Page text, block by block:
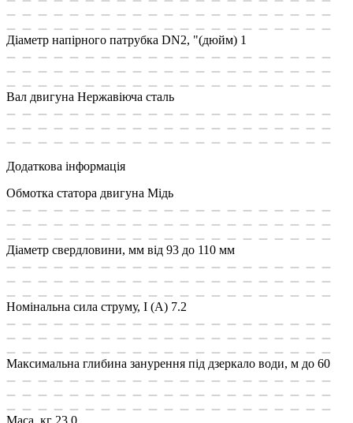
Діаметр напірного патрубка DN2, "(дюйм) 1
Вал двигуна Нержавіюча сталь
Додаткова інформація
Обмотка статора двигуна Мідь
Діаметр свердловини, мм від 93 до 110 мм
Номінальна сила струму, I (А) 7.2
Максимальна глибина занурення під дзеркало води, м до 60
Маса, кг 23.0